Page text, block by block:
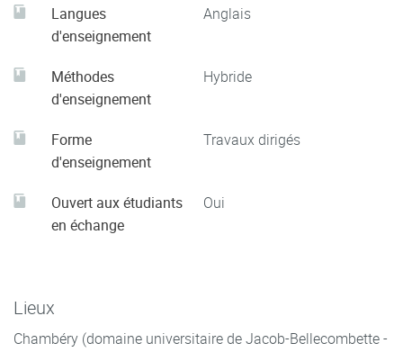
Langues
d'enseignement
Anglais
Méthodes
d'enseignement
Hybride
Forme
d'enseignement
Travaux dirigés
Ouvert aux étudiants
en échange
Oui
Lieux
Chambéry (domaine universitaire de Jacob-Bellecombette -